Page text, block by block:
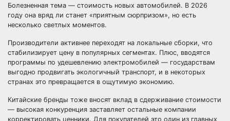
Болезненная тема — стоимость новых автомобилей. В 2026
году она вряд ли станет «приятным сюрпризом», но есть
несколько светлых моментов.
Производители активнее переходят на локальные сборки, что
стабилизирует цену в популярных сегментах. Плюс, вводятся
программы по удешевлению электромобилей — государствам
выгодно продвигать экологичный транспорт, и в некоторых
странах это превращается в ощутимую экономию.
Китайские бренды тоже вносят вклад в сдерживание стоимости
— высокая конкуренция заставляет остальные компании
корректировать ценники. Для покупателей это один из главных